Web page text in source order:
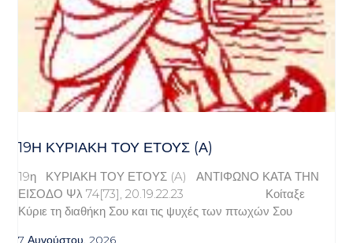
19Η ΚΥΡΙΑΚΉ ΤΟΥ ΈΤΟΥΣ (Α)
19η ΚΥΡΙΑΚΗ ΤΟΥ ΕΤΟΥΣ (A) ΑΝΤΙΦΩΝΟ ΚΑΤΑ ΤΗΝ
ΕΙΣΟΔΟ Ψλ 74[73], 20.19.22.23 Κοίταξε
Κύριε τη διαθήκη Σου και τις ψυχές των πτωχών Σου
7 Αυγούστου, 2026